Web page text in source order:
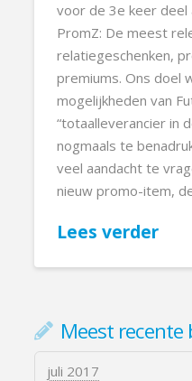
voor de 3e keer deel
PromZ: De meest
relatiegeschenken,
premiums. Ons doel
mogelijkheden van
“totaalleverancier in
nogmaals te
veel aandacht te
nieuw promo-item,
Lees verder
Meest recente
juli 2017